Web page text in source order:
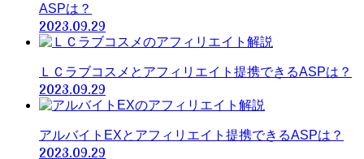
ASPは？
2023.09.29
ＬＣラブコスメとアフィリエイト提携できるASPは？
2023.09.29
アルバイトEXとアフィリエイト提携できるASPは？
2023.09.29